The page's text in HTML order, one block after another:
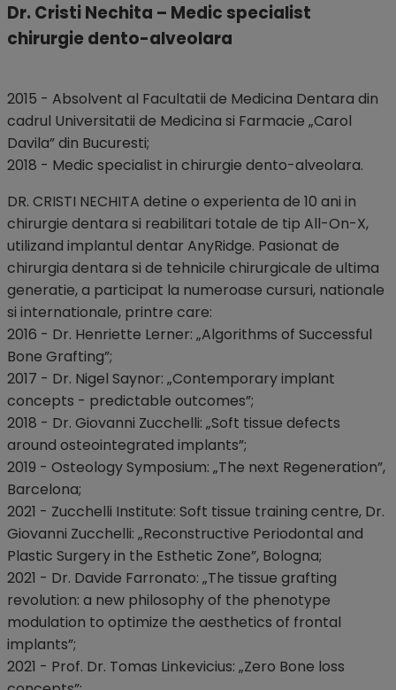
Dr. Cristi Nechita – Medic specialist
chirurgie dento-alveolara
2015 - Absolvent al Facultatii de Medicina Dentara din
cadrul Universitatii de Medicina si Farmacie „Carol
Davila” din Bucuresti;
2018 - Medic specialist in chirurgie dento-alveolara.
DR. CRISTI NECHITA detine o experienta de 10 ani in
chirurgie dentara si reabilitari totale de tip All-On-X,
utilizand implantul dentar AnyRidge. Pasionat de
chirurgia dentara si de tehnicile chirurgicale de ultima
generatie, a participat la numeroase cursuri, nationale
si internationale, printre care:
2016 - Dr. Henriette Lerner: „Algorithms of Successful
Bone Grafting”;
2017 - Dr. Nigel Saynor: „Contemporary implant
concepts - predictable outcomes”;
2018 - Dr. Giovanni Zucchelli: „Soft tissue defects
around osteointegrated implants”;
2019 - Osteology Symposium: „The next Regeneration”,
Barcelona;
2021 - Zucchelli Institute: Soft tissue training centre, Dr.
Giovanni Zucchelli: „Reconstructive Periodontal and
Plastic Surgery in the Esthetic Zone”, Bologna;
2021 - Dr. Davide Farronato: „The tissue grafting
revolution: a new philosophy of the phenotype
modulation to optimize the aesthetics of frontal
implants”;
2021 - Prof. Dr. Tomas Linkevicius: „Zero Bone loss